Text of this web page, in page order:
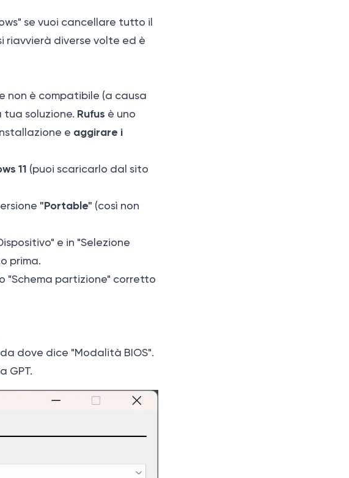
se vuoi cancellare tutto il
riavvierà diverse volte ed è
non è compatibile (a causa
tua soluzione. Rufus è uno
e aggirare i
11 (puoi scaricarlo dal sito
"Portable" (così non
e in "Selezione
prima.
"Schema partizione" corretto
dove dice "Modalità BIOS".
GPT.